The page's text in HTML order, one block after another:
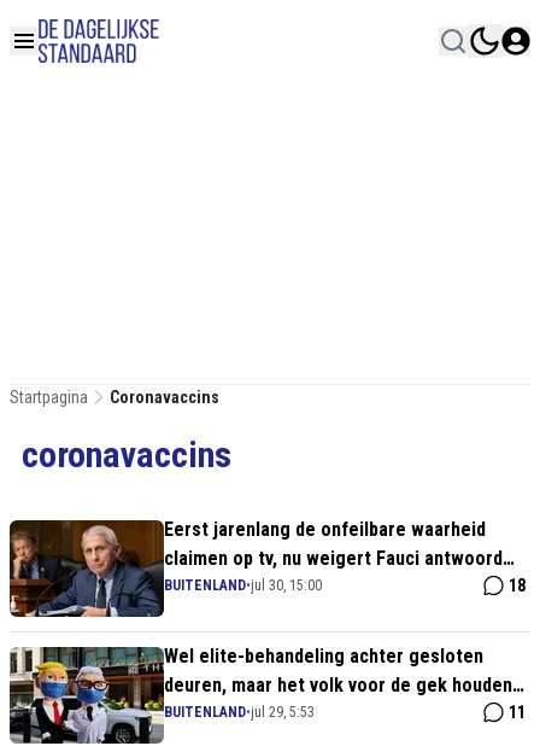
Startpagina Coronavaccins
coronavaccins
Eerst jarenlang de onfeilbare waarheid
claimen op tv, nu weigert Fauci antwoord
over Wuhan
BUITENLAND•jul 30, 15:00 18
Wel elite-behandeling achter gesloten
deuren, maar het volk voor de gek houden
over de bijwerkingen
BUITENLAND•jul 29, 5:53 11